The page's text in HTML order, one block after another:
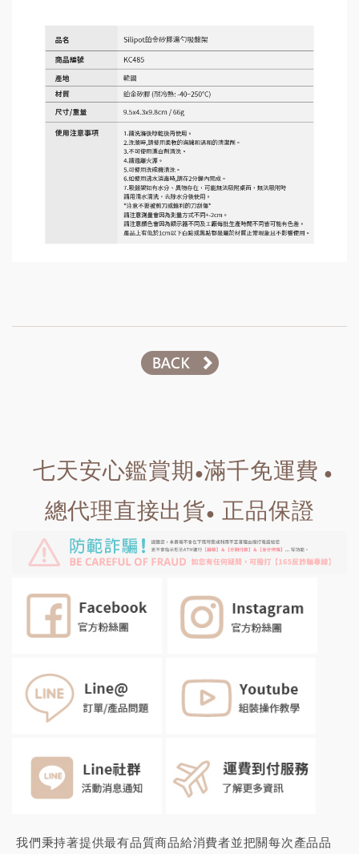
七天安心鑑賞期 ●滿千免運費 ●
總代理直接出貨● 正品保證
我們秉持著提供最有品質商品給消費者並把關每次產品品